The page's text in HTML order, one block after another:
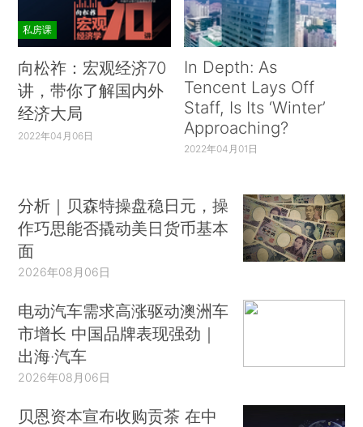
私房课
向松祚：宏观经济70
讲，带你了解国内外
经济大局
2022年04月06日
In Depth: As
Tencent Lays Off
Staff, Is Its ‘Winter’
Approaching?
2022年04月01日
分析｜贝森特操盘稳日元，操
作巧思能否撬动美日货币基本
面
2026年08月06日
电动汽车需求高涨驱动澳洲车
市增长 中国品牌表现强劲｜
出海·汽车
2026年08月06日
贝恩资本宣布收购贡茶 在中